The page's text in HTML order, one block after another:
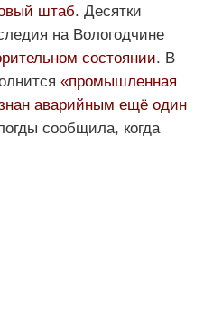
штаб. Десятки
на Вологодчине
состоянии. В
«промышленная
аварийным ещё один
сообщила, когда